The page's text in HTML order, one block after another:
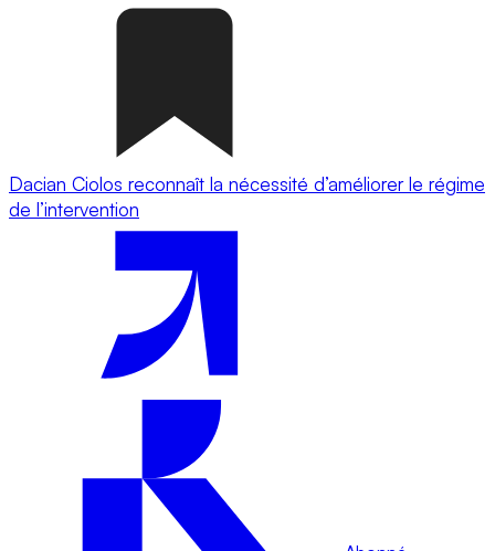
Dacian Ciolos reconnaît la nécessité d’améliorer le régime
de l’intervention